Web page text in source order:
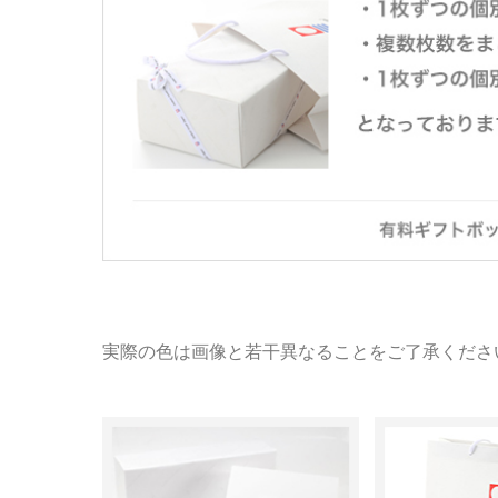
実際の色は画像と若干異なることをご了承くださ